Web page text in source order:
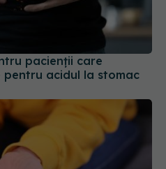
pacienții care
pentru acidul la stomac